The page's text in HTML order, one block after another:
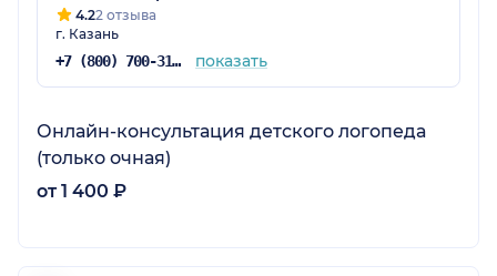
4.22 отзыва
г. Казань
+7 (800) 700-31-48 показать
Онлайн-консультация детского логопеда
(только очная)
от 1 400 ₽